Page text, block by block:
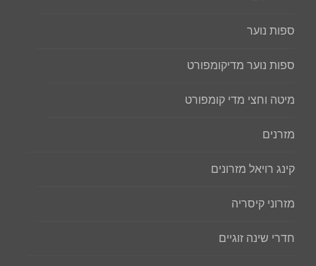
ספות נוער
ספות נוער מדיקומפורט
מיטה וחצי מדי קומפורט
מזרנים
קינג רויאל מזרונים
מזרוני קיסריה
חדרי שינה זוגיים